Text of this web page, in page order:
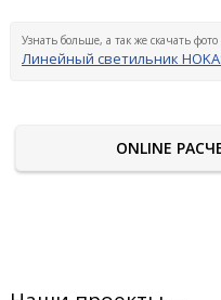
Узнать больше, а так же скачать
Линейный светильник
ONLINE